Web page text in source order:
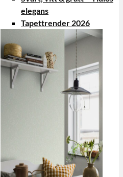
elegans
Tapettrender 2026